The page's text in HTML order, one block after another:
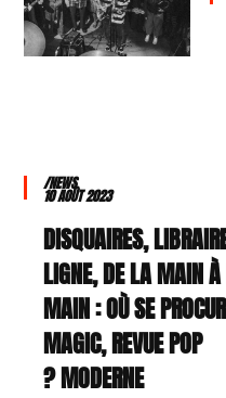
/NEWS
10 AOÛT 2023
DISQUAIRES,
LIGNE, DE LA MAIN
MAIN : OÙ SE
MAGIC, REVUE POP
MODERNE ?